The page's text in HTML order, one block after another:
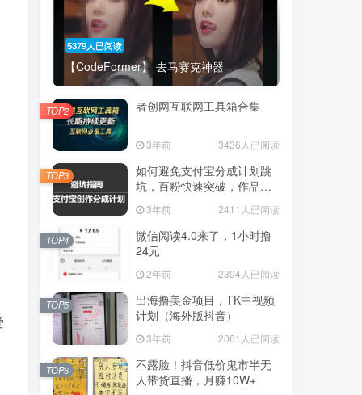
5379人已阅读
【CodeFormer】 去马赛克神器
者创网互联网工具箱合集
3年前 3436人已阅读
TOP2
如何避免支付宝分成计划跳
坑，百粉快速突破，作品要
3年前 2411人已阅读
TOP3
微信阅读4.0来了，1小时撸
24元
2年前 2394人已阅读
TOP4
出海撸美金项目，TK中视频
计划（海外版抖音）
3年前 2061人已阅读
TOP5
不露脸！抖音低价鬼市半无
人带货直播，月赚10W+
TOP6